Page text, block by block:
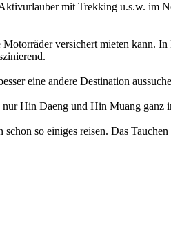
mit Trekking u.s.w. im
versichert mieten kann.
eine andere Destination
Hin Daeng und Hin Muang ganz
so einiges reisen. Das